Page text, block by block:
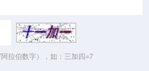
拉伯数字），如：三加四=7